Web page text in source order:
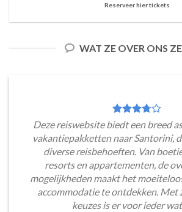
Reserveer hier tickets
WAT ZE OVER ONS
Deze reiswebsite biedt een breed
vakantiepakketten naar Santorini,
diverse reisbehoeften. Van
resorts en appartementen, de
mogelijkheden maakt het
accommodatie te ontdekken. Met
keuzes is er voor ieder